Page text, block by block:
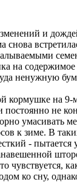
и
снова
на
ненужную
на 9-
постоянно не
умасивать
к зиме. В
-
ко сну,